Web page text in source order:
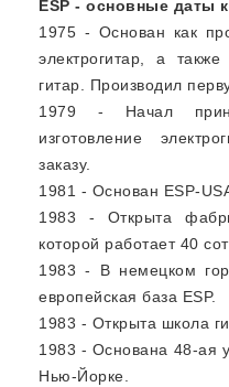
ESP - основные даты
1975 - Основан как
электрогитар, а
гитар. Производил
1979 - Начал
изготовление
заказу.
1981 - Основан ESP-
1983 - Открыта
которой работает 40
1983 - В немецком
европейская база ESP.
1983 - Открыта школа
1983 - Основана 48-ая
Нью-Йорке.